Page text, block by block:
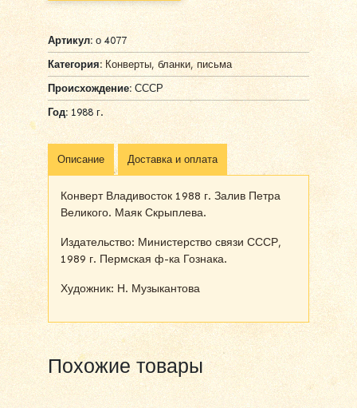
Артикул:о 4077
Категория: Конверты, бланки, письма
Происхождение: СССР
Год: 1988 г.
Описание Доставка и оплата
Конверт Владивосток 1988 г. Залив Петра
Великого. Маяк Скрыплева.
Издательство: Министерство связи СССР,
1989 г. Пермская ф-ка Гознака.
Художник: Н. Музыкантова
Похожие товары